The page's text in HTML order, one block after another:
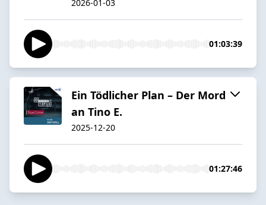
2026-01-03
01:03:39
Ein Tödlicher Plan – Der Mord
an Tino E.
2025-12-20
01:27:46